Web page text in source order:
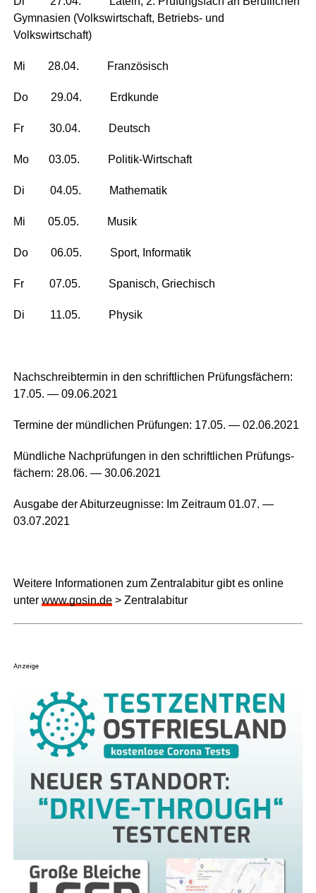
Gym­na­si­en (Volks­wirt­schaft, Betriebs- und
Volkswirtschaft)
Mi 28.04. Französisch
Do 29.04. Erdkunde
Fr 30.04. Deutsch
Mo 03.05. Politik-Wirtschaft
Di 04.05. Mathematik
Mi 05.05. Musik
Do 06.05. Sport, Informatik
Fr 07.05. Spa­nisch, Griechisch
Di 11.05. Physik
Nach­schreib­ter­min in den schrift­li­chen Prü­fungs­fä­chern:
17.05. — 09.06.2021
Ter­mi­ne der münd­li­chen Prü­fun­gen: 17.05. — 02.06.2021
Münd­li­che Nach­prü­fun­gen in den schrift­li­chen Prü­fungs­
fä­chern: 28.06. — 30.06.2021
Aus­ga­be der Abitur­zeug­nis­se: Im Zeit­raum 01.07. —
03.07.2021
Wei­te­re Infor­ma­tio­nen zum Zen­tral­ab­itur gibt es online
unter www.gosin.de> Zentralabitur
Anzeige